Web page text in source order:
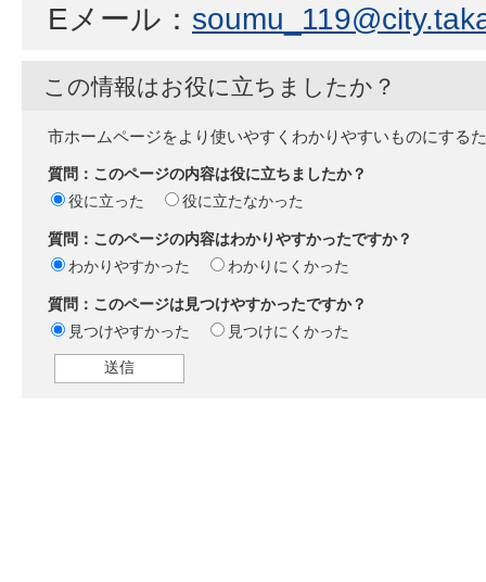
Eメール：
この情報はお役に立ちましたか？
市ホームページをより使いやすくわかりやすいものにする
質問：このページの内容は役に立ちましたか？
役に立った
役に立たなかった
質問：このページの内容はわかりやすかったですか？
わかりやすかった
わかりにくかった
質問：このページは見つけやすかったですか？
見つけやすかった
見つけにくかった